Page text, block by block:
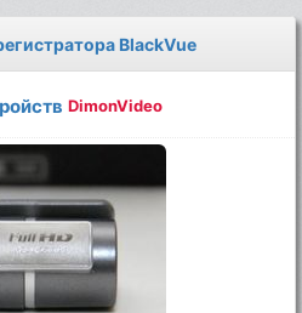
BlackVue
DimonVideo